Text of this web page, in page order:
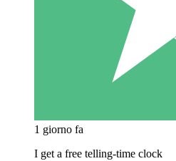
1 giorno fa
I get a free telling-time clock